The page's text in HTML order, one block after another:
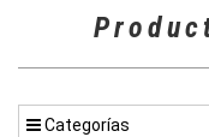
Categorías